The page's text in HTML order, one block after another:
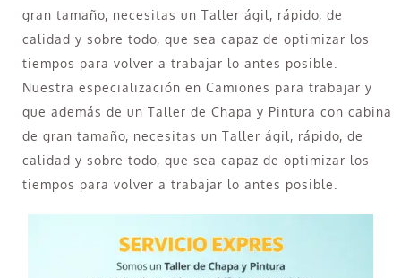
gran tamaño, necesitas un Taller ágil, rápido, de
calidad y sobre todo, que sea capaz de optimizar los
tiempos para volver a trabajar lo antes posible.
Nuestra especialización en Camiones para trabajar y
que además de un Taller de Chapa y Pintura con cabina
de gran tamaño, necesitas un Taller ágil, rápido, de
calidad y sobre todo, que sea capaz de optimizar los
tiempos para volver a trabajar lo antes posible.